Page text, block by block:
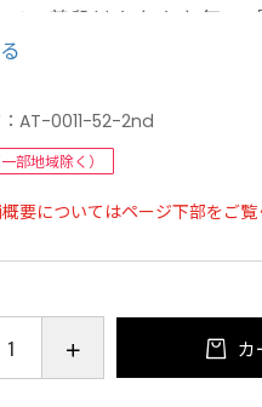
で、普段はなかなか無い
場所がしっくり決まれば
静かなひとときをもたら
ゥーグータイムザテーブ
0011-52
約85cm×奥行約50cm×
/オーク天然木（オイル
）、金物/ステンレス（粉
AT-0011-52-2nd
部地域除く）
要についてはページ下部をご覧
カ